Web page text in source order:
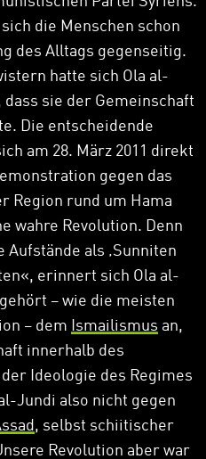
die Menschen schon
des Alltags gegenseitig.
hatte sich Ola al-
sie der Gemeinschaft
Die entscheidende
am 28. März 2011 direkt
gegen das
Region rund um Hama
wahre Revolution. Denn
Aufstände als ‚Sunniten
«, erinnert sich Ola al-
– wie die meisten
– dem
Ismailismus an,
innerhalb des
Ideologie des Regimes
Jundi also nicht gegen
, selbst schiitischer
Revolution aber war